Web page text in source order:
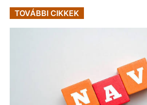
TOVÁBBI CIKKEK